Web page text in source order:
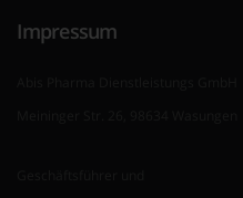
Impressum